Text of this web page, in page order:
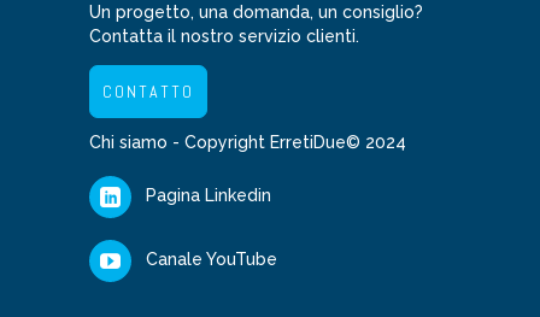
Un progetto, una domanda, un consiglio?
Contatta il nostro servizio clienti.
CONTATTO
Chi siamo - Copyright ErretiDue© 2024
Pagina Linkedin
Canale YouTube